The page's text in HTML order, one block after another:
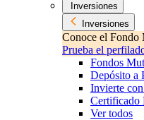
Inversiones
Inversiones
Conoce el Fondo
Prueba el
Fondos
Depósito a
Invierte
Certificado
Ver todos